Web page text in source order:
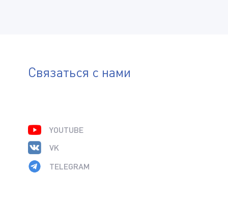
Связаться с нами
YOUTUBE
VK
TELEGRAM